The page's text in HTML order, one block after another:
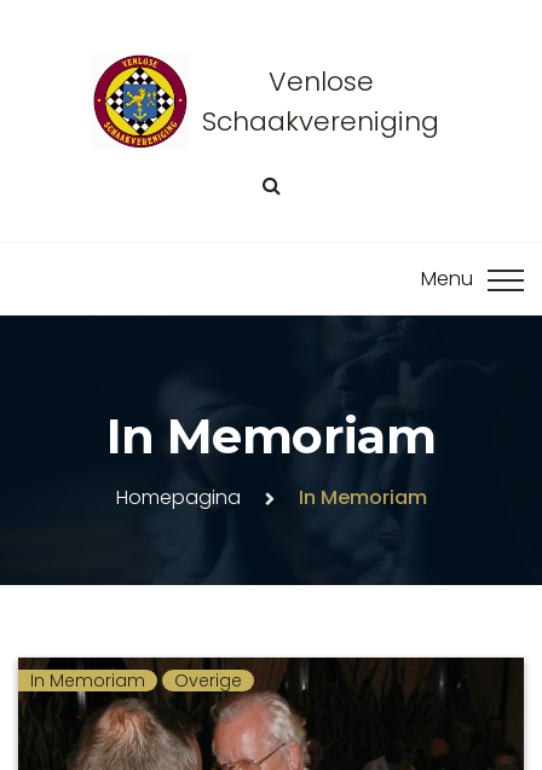
Venlose
Schaakvereniging
In Memoriam
Homepagina In Memoriam
In Memoriam Overige